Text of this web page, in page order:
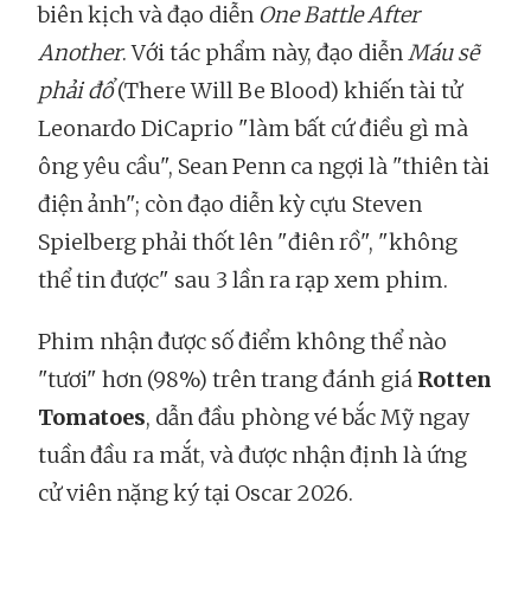
biên kịch và đạo diễn One Battle After
Another. Với tác phẩm này, đạo diễnMáu sẽ
phải đổ(There Will Be Blood) khiến tài tử
Leonardo DiCaprio "làm bất cứ điều gì mà
ông yêu cầu", Sean Penn ca ngợi là "thiên tài
điện ảnh"; còn đạo diễn kỳ cựu Steven
Spielberg phải thốt lên "điên rồ", "không
thể tin được" sau 3 lần ra rạp xem phim.
Phim nhận được số điểm không thể nào
"tươi" hơn (98%) trên trang đánh giá Rotten
Tomatoes, dẫn đầu phòng vé bắc Mỹ ngay
tuần đầu ra mắt, và được nhận định là ứng
cử viên nặng ký tại Oscar 2026.